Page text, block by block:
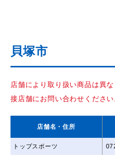
貝塚市
店舗により取り扱い商品は異
接店舗にお問い合わせください
店舗名 ・住所
トップスポーツ